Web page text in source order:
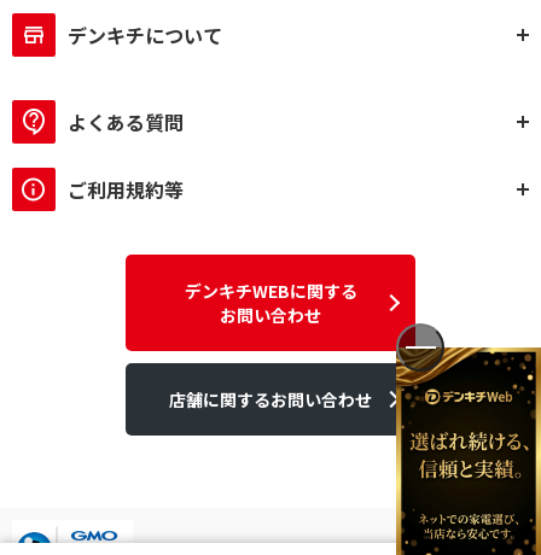
デンキチについて
よくある質問
ご利用規約等
デンキチWEBに関する
お問い合わせ
店舗に関するお問い合わせ